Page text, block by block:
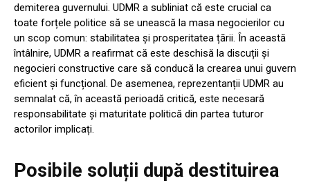
demiterea guvernului. UDMR a subliniat că este crucial ca
toate forțele politice să se unească la masa negocierilor cu
un scop comun: stabilitatea și prosperitatea țării. În această
întâlnire, UDMR a reafirmat că este deschisă la discuții și
negocieri constructive care să conducă la crearea unui guvern
eficient și funcțional. De asemenea, reprezentanții UDMR au
semnalat că, în această perioadă critică, este necesară
responsabilitate și maturitate politică din partea tuturor
actorilor implicați.
Posibile soluții după destituirea